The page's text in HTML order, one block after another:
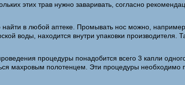
этих трав нужно заваривать, согласно
в любой аптеке. Промывать нос можно,
воды, находится внутри упаковки производителя.
процедуры понадобится всего 3 капли
махровым полотенцем. Эти процедуры необходимо